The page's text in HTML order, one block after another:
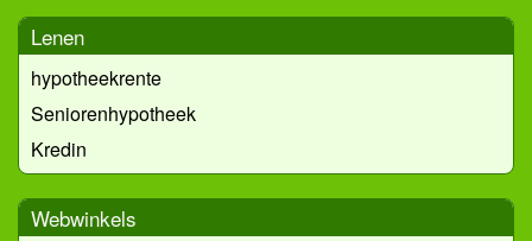
Lenen
hypotheekrente
Seniorenhypotheek
Kredin
Webwinkels